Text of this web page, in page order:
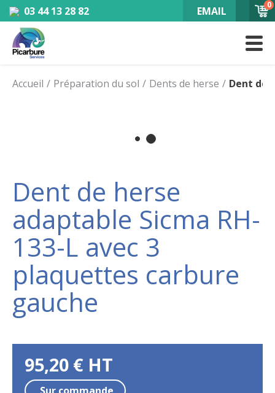
03 44 13 28 82 EMAIL 0
Accueil Préparation du sol Dents de herse Dent de
Dent de herse
adaptable Sicma RH-
133-L avec 3
plaquettes carbure
gauche
95,20 € HT